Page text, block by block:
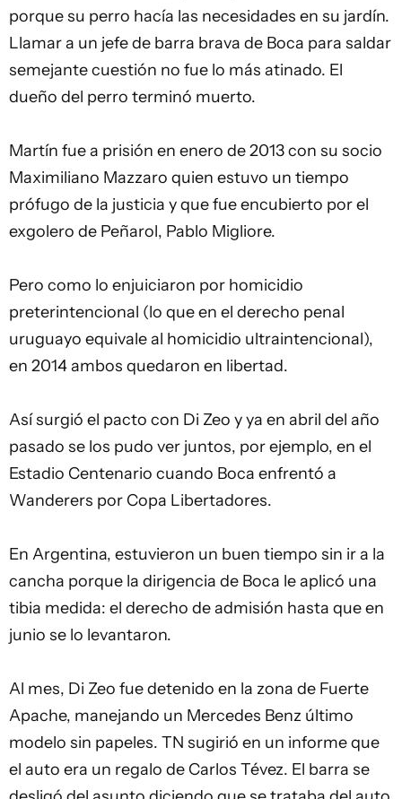
porque su perro hacía las necesidades en su jardín.
Llamar a un jefe de barra brava de Boca para saldar
semejante cuestión no fue lo más atinado. El
dueño del perro terminó muerto.
Martín fue a prisión en enero de 2013 con su socio
Maximiliano Mazzaro quien estuvo un tiempo
prófugo de la justicia y que fue encubierto por el
exgolero de Peñarol, Pablo Migliore.
Pero como lo enjuiciaron por homicidio
preterintencional (lo que en el derecho penal
uruguayo equivale al homicidio ultraintencional),
en 2014 ambos quedaron en libertad.
Así surgió el pacto con Di Zeo y ya en abril del año
pasado se los pudo ver juntos, por ejemplo, en el
Estadio Centenario cuando Boca enfrentó a
Wanderers por Copa Libertadores.
En Argentina, estuvieron un buen tiempo sin ir a la
cancha porque la dirigencia de Boca le aplicó una
tibia medida: el derecho de admisión hasta que en
junio se lo levantaron.
Al mes, Di Zeo fue detenido en la zona de Fuerte
Apache, manejando un Mercedes Benz último
modelo sin papeles. TN sugirió en un informe que
el auto era un regalo de Carlos Tévez. El barra se